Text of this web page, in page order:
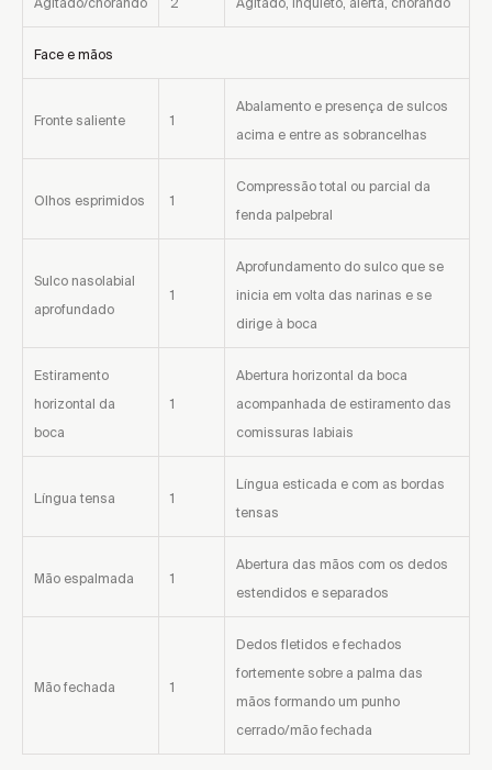
Encontrar local de venda
Encontrar local de venda
Agitado/chorando 2 Agitado, inquieto, alerta, chorando
Face e mãos
Fronte saliente 1
Abalamento e presença de sulcos
acima e entre as sobrancelhas
Olhos esprimidos 1
Compressão total ou parcial da
fenda palpebral
Sulco nasolabial
aprofundado
1
Aprofundamento do sulco que se
inicia em volta das narinas e se
dirige à boca
Estiramento
horizontal da
boca
1
Abertura horizontal da boca
acompanhada de estiramento das
comissuras labiais
Língua tensa 1
Língua esticada e com as bordas
tensas
Mão espalmada 1
Abertura das mãos com os dedos
estendidos e separados
Mão fechada 1
Dedos fletidos e fechados
fortemente sobre a palma das
mãos formando um punho
cerrado/mão fechada